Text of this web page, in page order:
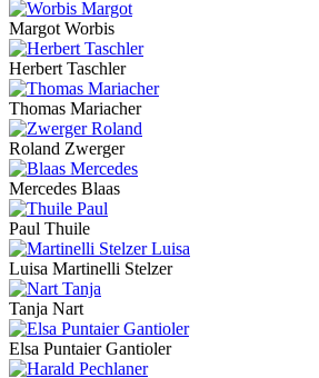
Margot Worbis
Herbert Taschler
Thomas Mariacher
Roland Zwerger
Mercedes Blaas
Paul Thuile
Luisa Martinelli Stelzer
Tanja Nart
Elsa Puntaier Gantioler